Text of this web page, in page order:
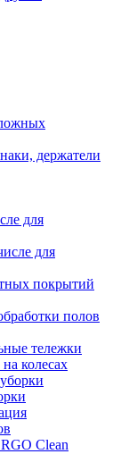
держатели
для
для
покрытий
полов
тележки
колесах
Clean